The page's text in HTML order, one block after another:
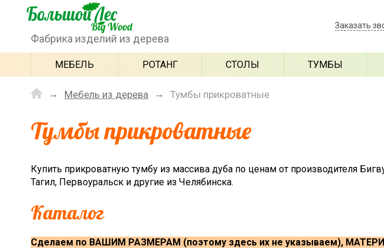
Фабрика изделий из дерева
Заказать
МЕБЕЛЬ РОТАНГ СТОЛЫ ТУМБЫ
Мебель из дерева Тумбы прикроватные
Тумбы прикроватные
Купить прикроватную тумбу из массива дуба по ценам от производителя
Тагил, Первоуральск и другие из Челябинска.
Каталог
Сделаем по ВАШИМ РАЗМЕРАМ (поэтому здесь их не указываем),